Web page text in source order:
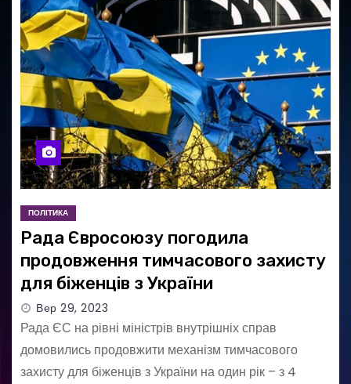
ПОЛІТИКА
Рада Євросоюзу погодила
продовження тимчасового захисту
для біженців з України
Вер 29, 2023
Рада ЄС на рівні міністрів внутрішніх справ
домовились продовжити механізм тимчасового
захисту для біженців з України на один рік – з 4